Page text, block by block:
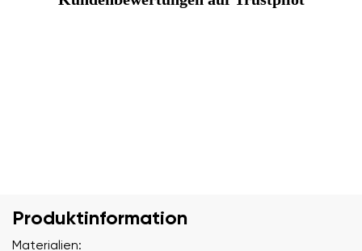
Produktinformation
Materialien: